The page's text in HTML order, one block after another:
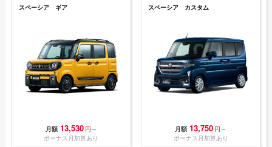
スペーシア ギア
月額 13,530 円～
ボーナス月加算あり
スペーシア カスタム
月額 13,750 円～
ボーナス月加算あり